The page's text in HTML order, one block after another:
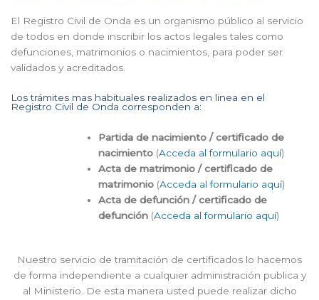
El Registro Civil de Onda es un organismo público al servicio
de todos en donde inscribir los actos legales tales como
defunciones, matrimonios o nacimientos, para poder ser
validados y acreditados.
Los trámites mas habituales realizados en linea en el
Registro Civil de Onda corresponden a:
Partida de nacimiento / certificado de
nacimiento (Acceda al formulario aquí)
Acta de matrimonio / certificado de
matrimonio (Acceda al formulario aquí)
Acta de defunción / certificado de
defunción (Acceda al formulario aquí)
Nuestro servicio de tramitación de certificados lo hacemos
de forma independiente a cualquier administración publica y
al Ministerio. De esta manera usted puede realizar dicho